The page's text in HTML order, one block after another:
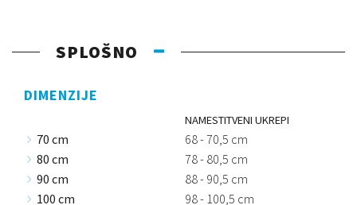
SPLOŠNO
DIMENZIJE
NAMESTITVENI UKREPI
70 cm
68 - 70,5 cm
80 cm
78 - 80,5 cm
90 cm
88 - 90,5 cm
100 cm
98 - 100,5 cm